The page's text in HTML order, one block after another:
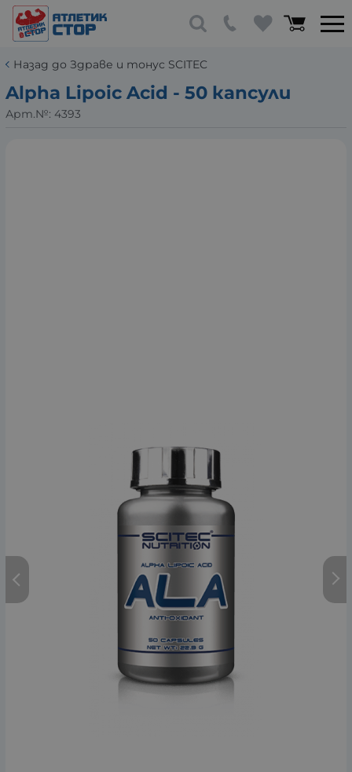
Назад до Здраве и тонус SCITEC
Alpha Lipoic Acid - 50 капсули
Арт.№: 4393